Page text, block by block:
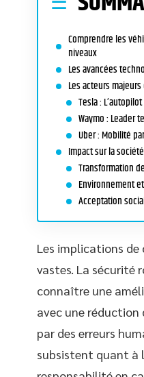
Comprendre les
niveaux
Les avancées
Les acteurs
Tesla :
Waymo : Leader
Uber : Mobilité
Impact sur la
Transformation
Environnement
Acceptation
Les implications
vastes. La sécurité
connaître une
avec une réduction
par des erreurs
subsistent quant à